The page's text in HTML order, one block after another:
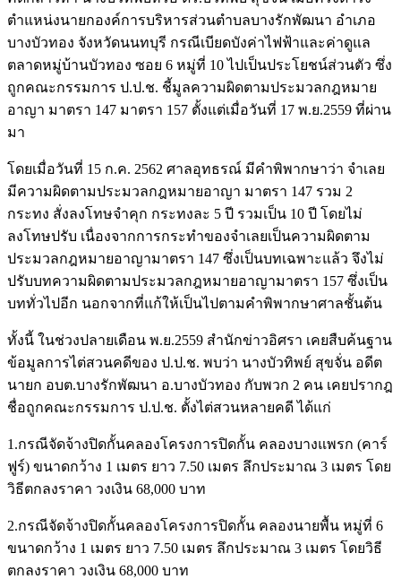
ตำแหน่งนายกองค์การบริหารส่วนตำบลบางรักพัฒนา อำเภอ
บางบัวทอง จังหวัดนนทบุรี กรณีเบียดบังค่าไฟฟ้าและค่าดูแล
ตลาดหมู่บ้านบัวทอง ซอย 6 หมู่ที่ 10 ไปเป็นประโยชน์ส่วนตัว ซึ่ง
ถูกคณะกรรมการ ป.ป.ช. ชี้มูลความผิดตามประมวลกฎหมาย
อาญา มาตรา 147 มาตรา 157 ตั้งแต่เมื่อวันที่ 17 พ.ย.2559 ที่ผ่าน
มา
โดยเมื่อวันที่ 15 ก.ค. 2562 ศาลอุทธรณ์ มีคำพิพากษาว่า จำเลย
มีความผิดตามประมวลกฎหมายอาญา มาตรา 147 รวม 2
กระทง สั่งลงโทษจำคุก กระทงละ 5 ปี รวมเป็น 10 ปี โดยไม่
ลงโทษปรับ เนื่องจากการกระทำของจำเลยเป็นความผิดตาม
ประมวลกฎหมายอาญามาตรา 147 ซึ่งเป็นบทเฉพาะแล้ว จึงไม่
ปรับบทความผิดตามประมวลกฎหมายอาญามาตรา 157 ซึ่งเป็น
บททั่วไปอีก นอกจากที่แก้ให้เป็นไปตามคำพิพากษาศาลชั้นต้น
ทั้งนี้ ในช่วงปลายเดือน พ.ย.2559 สำนักข่าวอิศรา เคยสืบค้นฐาน
ข้อมูลการไต่สวนคดีของ ป.ป.ช. พบว่า นางบัวทิพย์ สุขจั่น อดีต
นายก อบต.บางรักพัฒนา อ.บางบัวทอง กับพวก 2 คน เคยปรากฎ
ชื่อถูกคณะกรรมการ ป.ป.ช. ตั้งไต่สวนหลายคดี ได้แก่
1.กรณีจัดจ้างปิดกั้นคลองโครงการปิดกั้น คลองบางแพรก (คาร์
ฟูร์) ขนาดกว้าง 1 เมตร ยาว 7.50 เมตร ลึกประมาณ 3 เมตร โดย
วิธีตกลงราคา วงเงิน 68,000 บาท
2.กรณีจัดจ้างปิดกั้นคลองโครงการปิดกั้น คลองนายพื้น หมู่ที่ 6
ขนาดกว้าง 1 เมตร ยาว 7.50 เมตร ลึกประมาณ 3 เมตร โดยวิธี
ตกลงราคา วงเงิน 68,000 บาท